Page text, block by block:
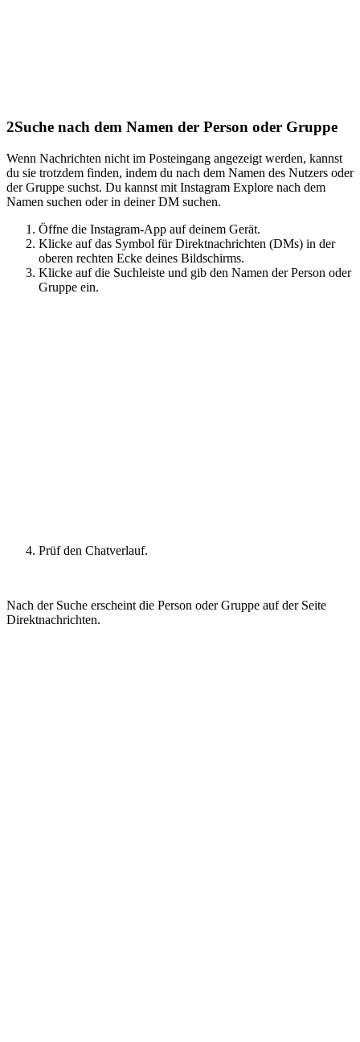
2Suche nach dem Namen der Person oder Gruppe
Wenn Nachrichten nicht im Posteingang angezeigt werden, kannst
du sie trotzdem finden, indem du nach dem Namen des Nutzers oder
der Gruppe suchst. Du kannst mit Instagram Explore nach dem
Namen suchen oder in deiner DM suchen.
Öffne die Instagram-App auf deinem Gerät.
Klicke auf das Symbol für Direktnachrichten (DMs) in der
oberen rechten Ecke deines Bildschirms.
Klicke auf die Suchleiste und gib den Namen der Person oder
Gruppe ein.
Prüf den Chatverlauf.
Nach der Suche erscheint die Person oder Gruppe auf der Seite
Direktnachrichten.